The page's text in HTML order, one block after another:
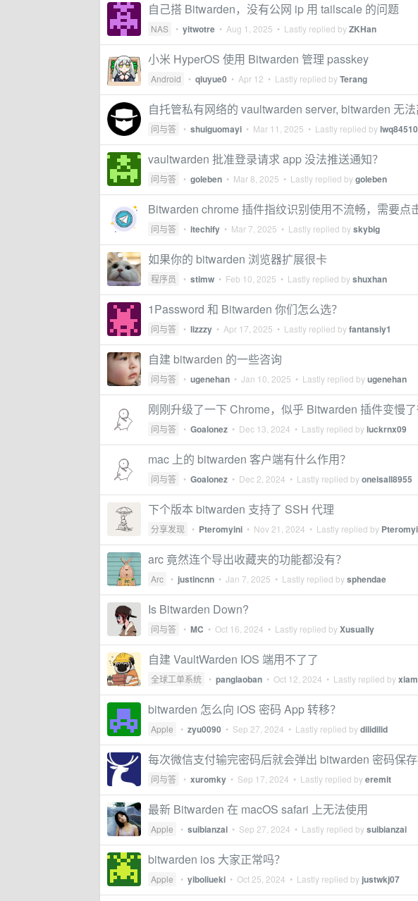
自己搭 Bitwarden，没有公网 ip 用 tailscale 的问题
NAS • yitwotre • Aug 1, 2025 • Lastly replied byZKHan
小米 HyperOS 使用 Bitwarden 管理 passkey
Android • qiuyue0 • Apr 12 • Lastly replied byTerang
自托管私有网络的 vaultwarden server, bitwarden 无
问与答 • shuiguomayi • Mar 11, 2025 • Lastly replied bylwq84510
vaultwarden 批准登录请求 app 没法推送通知？
问与答 • goleben • Mar 8, 2025 • Lastly replied bygoleben
Bitwarden chrome 插件指纹识别使用不流畅，需要点
问与答 • itechify • Mar 7, 2025 • Lastly replied byskybig
如果你的 bitwarden 浏览器扩展很卡
程序员 • stimw • Feb 10, 2025 • Lastly replied byshuxhan
1Password 和 Bitwarden 你们怎么选？
问与答 • lizzzy • Apr 17, 2025 • Lastly replied byfantansiy1
自建 bitwarden 的一些咨询
问与答 • ugenehan • Jan 10, 2025 • Lastly replied byugenehan
刚刚升级了一下 Chrome，似乎 Bitwarden 插件变慢
问与答 • Goalonez • Dec 13, 2024 • Lastly replied byluckrnx09
mac 上的 bitwarden 客户端有什么作用？
问与答 • Goalonez • Dec 2, 2024 • Lastly replied byoneisall8955
下个版本 bitwarden 支持了 SSH 代理
分享发现 • Pteromyini • Nov 21, 2024 • Lastly replied by
arc 竟然连个导出收藏夹的功能都没有？
Arc • justincnn • Jan 7, 2025 • Lastly replied bysphendae
Is Bitwarden Down?
问与答 • MC • Oct 16, 2024 • Lastly replied byXusually
自建 VaultWarden IOS 端用不了了
全球工单系统 • panglaoban • Oct 12, 2024 • Lastly replied by
bitwarden 怎么向 iOS 密码 App 转移？
Apple • zyu0090 • Sep 27, 2024 • Lastly replied bydilidilid
每次微信支付输完密码后就会弹出 bitwarden 密码保
问与答 • xuromky • Sep 17, 2024 • Lastly replied byeremit
最新 Bitwarden 在 macOS safari 上无法使用
Apple • suibianzai • Sep 27, 2024 • Lastly replied bysuibianzai
bitwarden ios 大家正常吗？
Apple • yiboliueki • Oct 25, 2024 • Lastly replied by justwkj07